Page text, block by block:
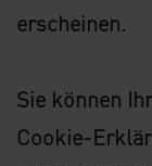
erscheinen.
Sie können
Cookie-